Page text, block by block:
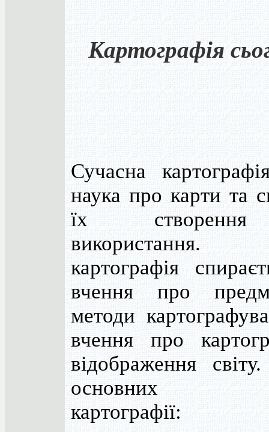
Картографія
Сучасна
наука про карти та
їх
використання.
картографія
вчення про
методи
вчення про
відображення
основних
картографії: